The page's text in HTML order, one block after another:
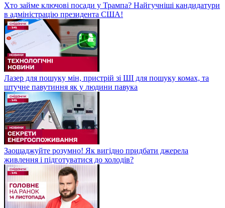
Хто займе ключові посади у Трампа? Найгучніші кандидатури
в адміністрацію президента США!
Лазер для пошуку мін, пристрій зі ШІ для пошуку комах, та
штучне павутиння як у людини павука
Заощаджуйте розумно! Як вигідно придбати джерела
живлення і підготуватися до холодів?